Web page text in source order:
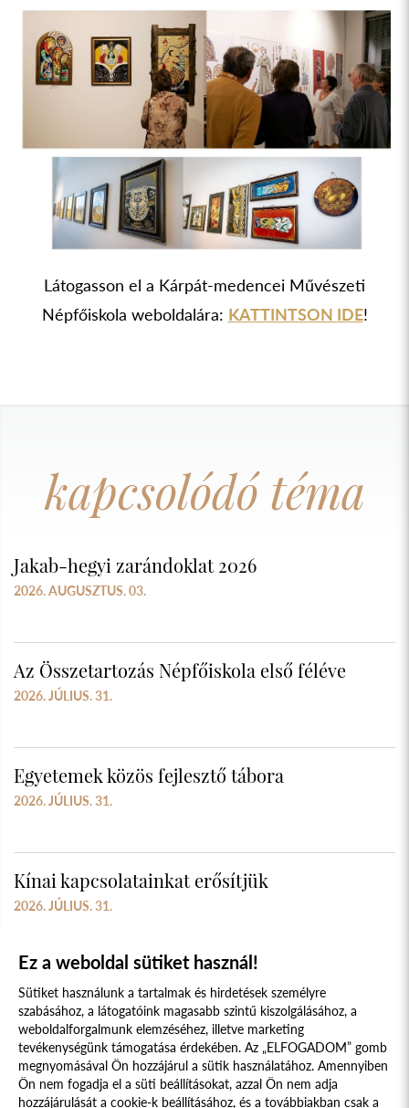
Látogasson el a Kárpát-medencei Művészeti
Népfőiskola weboldalára: KATTINTSON IDE!
kapcsolódó téma
Jakab-hegyi zarándoklat 2026
2026. AUGUSZTUS. 03.
Az Összetartozás Népfőiskola első féléve
2026. JÚLIUS. 31.
Egyetemek közös fejlesztő tábora
2026. JÚLIUS. 31.
Kínai kapcsolatainkat erősítjük
2026. JÚLIUS. 31.
Süti szabályzat Adatvédelmi nyilatkozat
Ez a weboldal sütiket használ!
Sütiket használunk a tartalmak és hirdetések személyre
szabásához, a látogatóink magasabb szintű kiszolgálásához, a
weboldalforgalmunk elemzéséhez, illetve marketing
tevékenységünk támogatása érdekében. Az „ELFOGADOM” gomb
megnyomásával Ön hozzájárul a sütik használatához. Amennyiben
Ön nem fogadja el a süti beállításokat, azzal Ön nem adja
hozzájárulását a cookie-k beállításához, és a továbbiakban csak a